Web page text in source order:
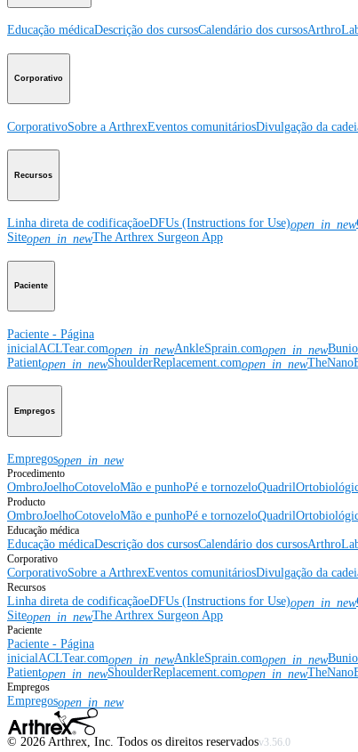
Educação médicaDescrição dos cursosCalendário dos cursos
Corporativo
CorporativoSobre a ArthrexEventos comunitáriosDivulgação da
Recursos
Linha direta de codificaçãoeDFUs (Instructions for Use)open_in_new
Siteopen_in_newThe Arthrex Surgeon App
Paciente
Paciente - Página
inicialACLTear.comopen_in_newAnkleSprain.comopen_in_new
Patientopen_in_newShoulderReplacement.comopen_in_new
Empregos
Empregosopen_in_new
Procedimento
OmbroJoelhoCotoveloMão e punhoPé e tornozeloQuadril
Producto
OmbroJoelhoCotoveloMão e punhoPé e tornozeloQuadril
Educação médica
Educação médicaDescrição dos cursosCalendário dos cursos
Corporativo
CorporativoSobre a ArthrexEventos comunitáriosDivulgação da
Recursos
Linha direta de codificaçãoeDFUs (Instructions for Use)open_in_new
Siteopen_in_newThe Arthrex Surgeon App
Paciente
Paciente - Página
inicialACLTear.comopen_in_newAnkleSprain.comopen_in_new
Patientopen_in_newShoulderReplacement.comopen_in_new
Empregos
Empregosopen_in_new
© 2026 Arthrex, Inc. Todos os direitos reservadosv3.56.0